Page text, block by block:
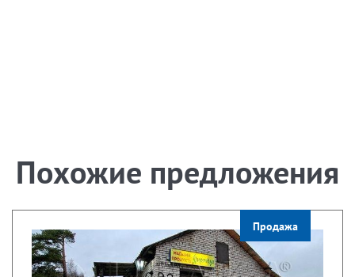
Похожие предложения
Продажа